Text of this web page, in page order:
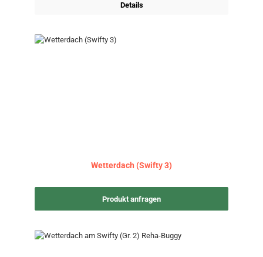
Details
Wetterdach (Swifty 3)
Produkt anfragen